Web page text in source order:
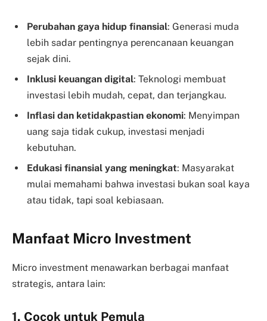
Perubahan gaya hidup finansial: Generasi muda
lebih sadar pentingnya perencanaan keuangan
sejak dini.
Inklusi keuangan digital: Teknologi membuat
investasi lebih mudah, cepat, dan terjangkau.
Inflasi dan ketidakpastian ekonomi: Menyimpan
uang saja tidak cukup, investasi menjadi
kebutuhan.
Edukasi finansial yang meningkat: Masyarakat
mulai memahami bahwa investasi bukan soal kaya
atau tidak, tapi soal kebiasaan.
Manfaat Micro Investment
Micro investment menawarkan berbagai manfaat
strategis, antara lain:
1. Cocok untuk Pemula